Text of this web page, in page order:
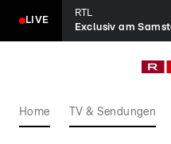
LIVE
RTL
Exclusiv am
Home TV & Sendungen